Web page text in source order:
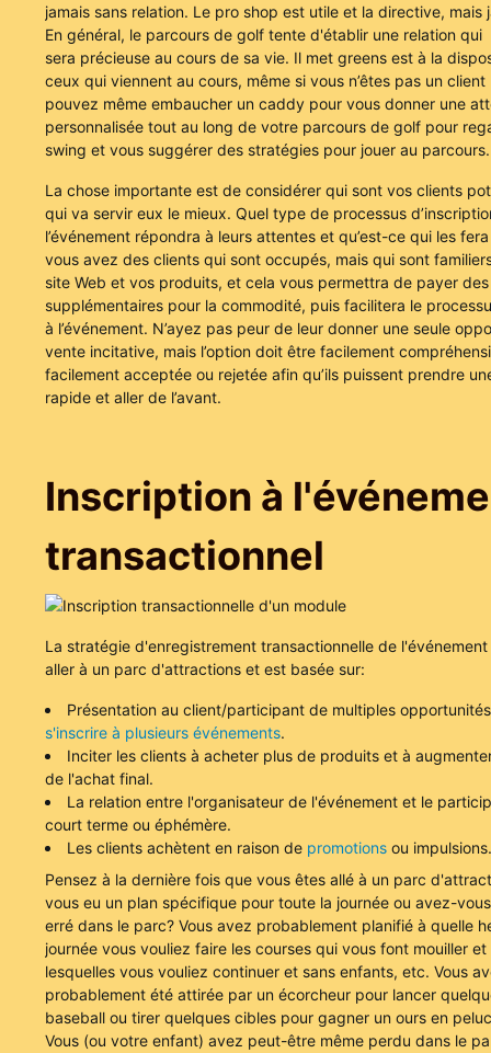
jamais sans relation. Le pro shop est utile et la directive, mais
En général, le parcours de golf tente d'établir une relation qui
sera précieuse au cours de sa vie. Il met greens est à la
ceux qui viennent au cours, même si vous n’êtes pas un client
pouvez même embaucher un caddy pour vous donner une
personnalisée tout au long de votre parcours de golf pour
swing et vous suggérer des stratégies pour jouer au parcours.
La chose importante est de considérer qui sont vos clients
qui va servir eux le mieux. Quel type de processus
l’événement répondra à leurs attentes et qu’est-ce qui les
vous avez des clients qui sont occupés, mais qui sont
site Web et vos produits, et cela vous permettra de payer
supplémentaires pour la commodité, puis facilitera le
à l’événement. N’ayez pas peur de leur donner une seule
vente incitative, mais l’option doit être facilement
facilement acceptée ou rejetée afin qu’ils puissent prendre
rapide et aller de l’avant.
Inscription à
transactionnel
La stratégie d'enregistrement transactionnelle de l'événement
aller à un parc d'attractions et est basée sur:
Présentation au client/participant de multiples
s'inscrire à plusieurs événements.
Inciter les clients à acheter plus de produits et à
de l'achat final.
La relation entre l'organisateur de l'événement et le
court terme ou éphémère.
Les clients achètent en raison de promotionsou impulsions.
Pensez à la dernière fois que vous êtes allé à un parc
vous eu un plan spécifique pour toute la journée ou avez-
erré dans le parc? Vous avez probablement planifié à quelle
journée vous vouliez faire les courses qui vous font mouiller
lesquelles vous vouliez continuer et sans enfants, etc. Vous
probablement été attirée par un écorcheur pour lancer
baseball ou tirer quelques cibles pour gagner un ours en
Vous (ou votre enfant) avez peut-être même perdu dans le